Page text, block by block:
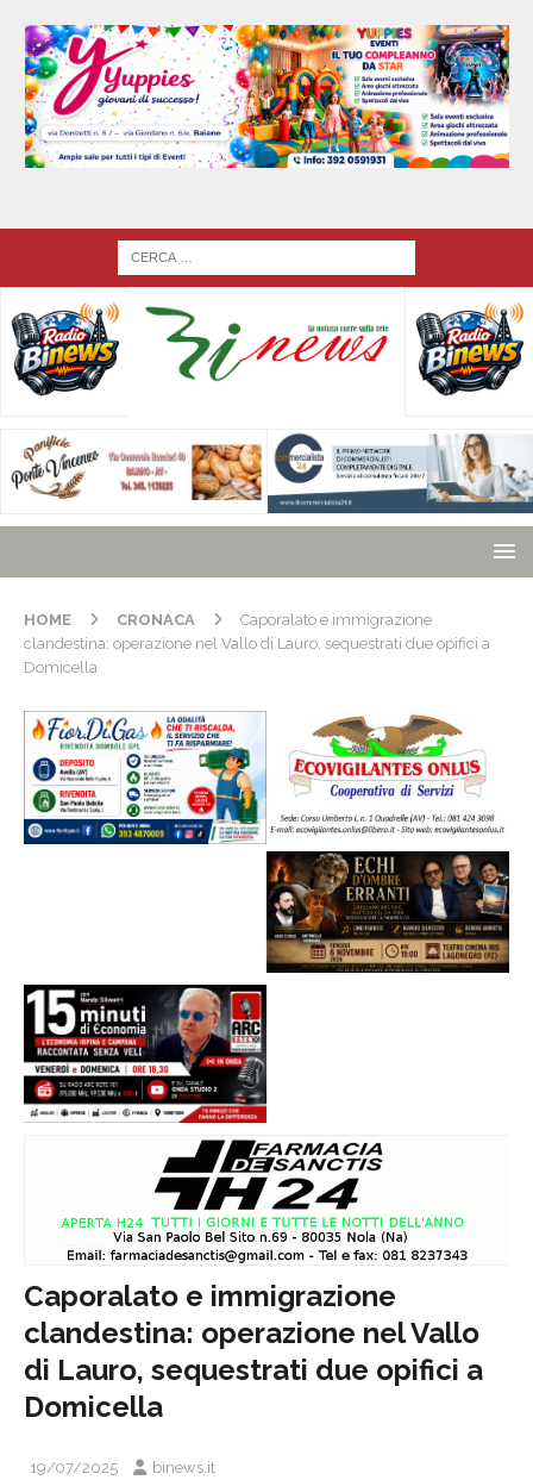
HOME CRONACA
Caporalato e immigrazione
clandestina: operazione nel Vallo di Lauro, sequestrati due opifici a
Domicella
Caporalato e immigrazione
clandestina: operazione nel Vallo
di Lauro, sequestrati due opifici a
Domicella
19/07/2025 binews.it